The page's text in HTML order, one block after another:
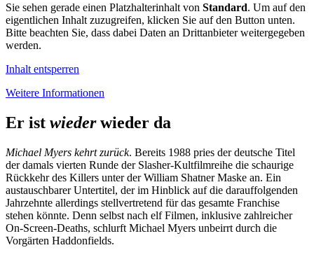
Sie sehen gerade einen Platzhalterinhalt von Standard. Um auf den
eigentlichen Inhalt zuzugreifen, klicken Sie auf den Button unten.
Bitte beachten Sie, dass dabei Daten an Drittanbieter weitergegeben
werden.
Inhalt entsperren
Weitere Informationen
Er ist wiederwieder da
Michael Myers kehrt zurück. Bereits 1988 pries der deutsche Titel
der damals vierten Runde der Slasher-Kultfilmreihe die schaurige
Rückkehr des Killers unter der William Shatner Maske an. Ein
austauschbarer Untertitel, der im Hinblick auf die darauffolgenden
Jahrzehnte allerdings stellvertretend für das gesamte Franchise
stehen könnte. Denn selbst nach elf Filmen, inklusive zahlreicher
On-Screen-Deaths, schlurft Michael Myers unbeirrt durch die
Vorgärten Haddonfields.